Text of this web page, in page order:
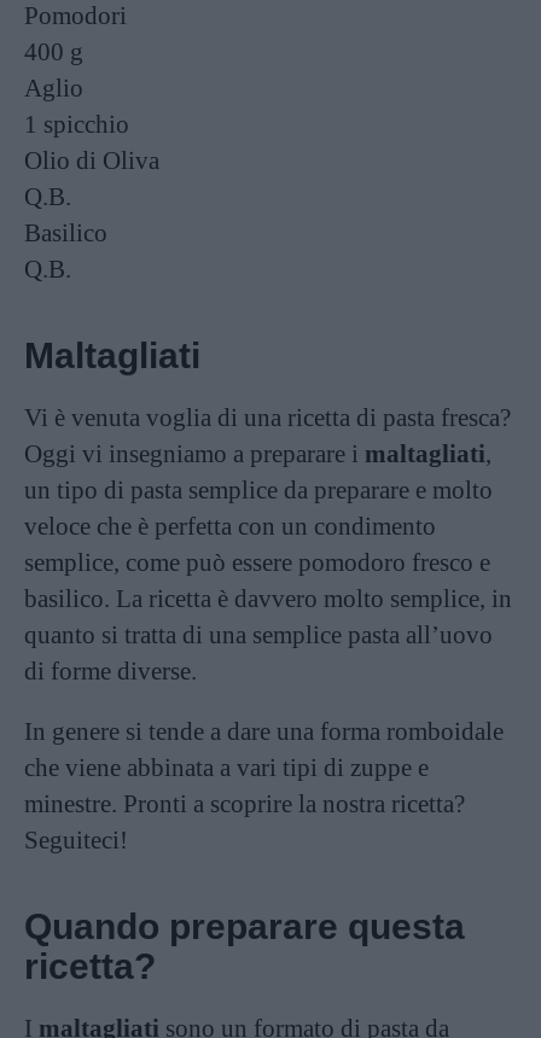
Pomodori
400 g
Aglio
1 spicchio
Olio di Oliva
Q.B.
Basilico
Q.B.
Maltagliati
Vi è venuta voglia di una ricetta di pasta fresca?
Oggi vi insegniamo a preparare i maltagliati,
un tipo di pasta semplice da preparare e molto
veloce che è perfetta con un condimento
semplice, come può essere pomodoro fresco e
basilico. La ricetta è davvero molto semplice, in
quanto si tratta di una semplice pasta all’uovo
di forme diverse.
In genere si tende a dare una forma romboidale
che viene abbinata a vari tipi di zuppe e
minestre. Pronti a scoprire la nostra ricetta?
Seguiteci!
Quando preparare questa
ricetta?
I maltagliati sono un formato di pasta da